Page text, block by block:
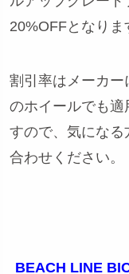
20%OFFとなりま
割引率はメーカ
のホイールでも適
すので、気にな
合わせください。
BEACH LINE